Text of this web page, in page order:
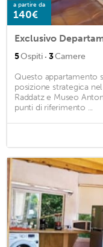
a partire da
140€
Exclusivo
5Ospiti · 3Camere
Questo appartamento
posizione strategica
Raddatz e Museo
punti di riferimento ...